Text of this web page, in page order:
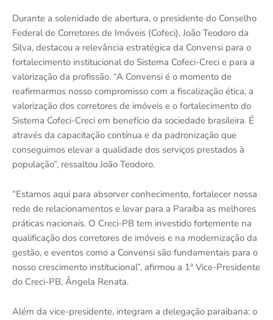
Durante a solenidade de abertura, o presidente do Conselho
Federal de Corretores de Imóveis (Cofeci), João Teodoro da
Silva, destacou a relevância estratégica da Convensi para o
fortalecimento institucional do Sistema Cofeci-Creci e para a
valorização da profissão. “A Convensi é o momento de
reafirmarmos nosso compromisso com a fiscalização ética, a
valorização dos corretores de imóveis e o fortalecimento do
Sistema Cofeci-Creci em benefício da sociedade brasileira. É
através da capacitação contínua e da padronização que
conseguimos elevar a qualidade dos serviços prestados à
população”, ressaltou João Teodoro.
“Estamos aqui para absorver conhecimento, fortalecer nossa
rede de relacionamentos e levar para a Paraíba as melhores
práticas nacionais. O Creci-PB tem investido fortemente na
qualificação dos corretores de imóveis e na modernização da
gestão, e eventos como a Convensi são fundamentais para o
nosso crescimento institucional”, afirmou a 1ª Vice-Presidente
do Creci-PB, Ângela Renata.
Além da vice-presidente, integram a delegação paraibana: o